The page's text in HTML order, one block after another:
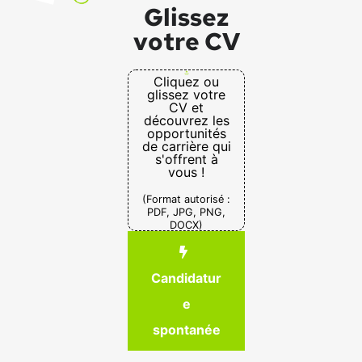
Glissez
votre CV
Cliquez ou
glissez votre
CV et
découvrez les
opportunités
de carrière qui
s'offrent à
vous !
(Format autorisé :
PDF, JPG, PNG,
DOCX)
Candidatur
e
spontanée